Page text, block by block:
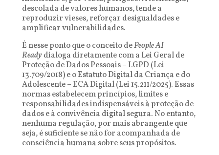
descolada de valores humanos, tende a
reproduzir vieses, reforçar desigualdades e
amplificar vulnerabilidades.
É nesse ponto que o conceito dePeople AI
Ready dialoga diretamente com a Lei Geral de
Proteção de Dados Pessoais – LGPD (Lei
13.709/2018) e o Estatuto Digital da Criança e do
Adolescente – ECA Digital (Lei 15.211/2025). Essas
normas estabelecem princípios, limites e
responsabilidades indispensáveis à proteção de
dados e à convivência digital segura. No entanto,
nenhuma regulação, por mais abrangente que
seja, é suficiente se não for acompanhada de
consciência humana sobre seus propósitos.